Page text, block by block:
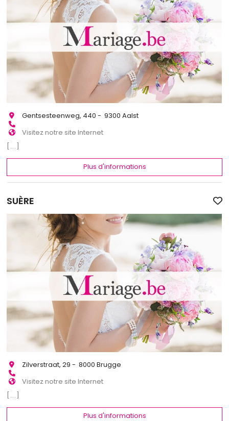
Gentsesteenweg, 440 - 9300 Aalst
Visitez notre site Internet
[...]
Plus d'informations
SUÈRE
Zilverstraat, 29 - 8000 Brugge
Visitez notre site Internet
[...]
Plus d'informations